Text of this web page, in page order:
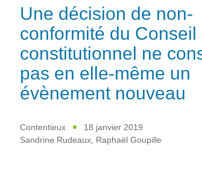
Une décision de non-
conformité du Conseil
constitutionnel ne
pas en elle-même un
évènement nouveau
Contentieux
18 janvier 2019
Sandrine Rudeaux, Raphaël Goupille